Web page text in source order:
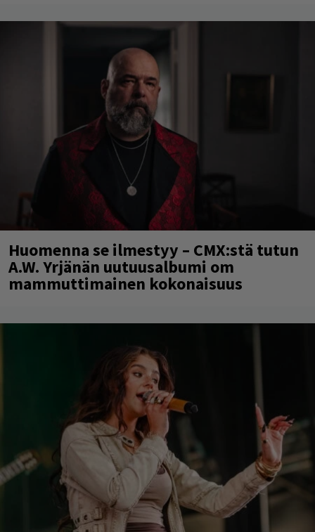
Huomenna se ilmestyy – CMX:stä tutun
A.W. Yrjänän uutuusalbumi om
mammuttimainen kokonaisuus